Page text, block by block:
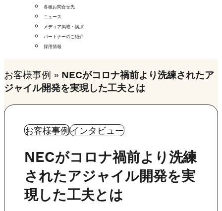
各種お問合せ先
ニュース
メディア掲載・講演
パートナーのご紹介
採用情報
お客様事例 » NECがコロナ禍前より洗練されたア
ジャイル開発を実現した工夫とは
お客様事例インタビュー
NECがコロナ禍前より洗練
されたアジャイル開発を実
現した工夫とは